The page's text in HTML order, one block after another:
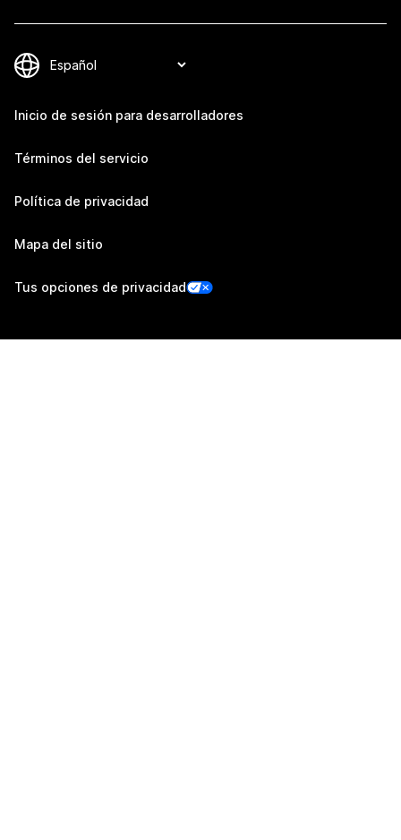
Inicio de sesión para desarrolladores
Términos del servicio
Política de privacidad
Mapa del sitio
Tus opciones de privacidad